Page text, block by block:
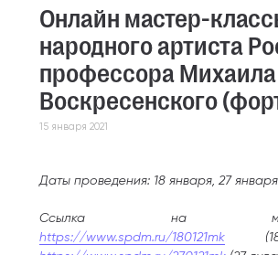
Онлайн мастер-
народного артиста
профессора Михаила
Воскресенского
15 января 2021
Даты проведения: 18 января, 27 января
Ссылка на мастер-
https://www.spdm.ru/180121mk (18